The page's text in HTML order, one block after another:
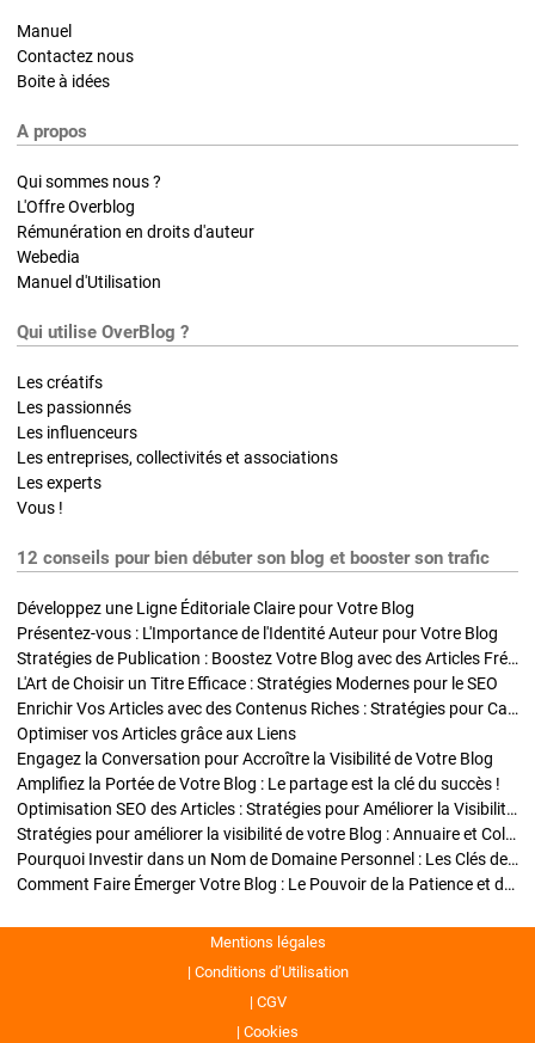
Manuel
Contactez nous
Boite à idées
A propos
Qui sommes nous ?
L'Offre Overblog
Rémunération en droits d'auteur
Webedia
Manuel d'Utilisation
Qui utilise OverBlog ?
Les créatifs
Les passionnés
Les influenceurs
Les entreprises, collectivités et associations
Les experts
Vous !
12 conseils pour bien débuter son blog et booster son trafic
Développez une Ligne Éditoriale Claire pour Votre Blog
Présentez-vous : L'Importance de l'Identité Auteur pour Votre Blog
Stratégies de Publication : Boostez Votre Blog avec des Articles Fréquents et Exclusifs
L'Art de Choisir un Titre Efficace : Stratégies Modernes pour le SEO
Enrichir Vos Articles avec des Contenus Riches : Stratégies pour Captiver et Optimiser
Optimiser vos Articles grâce aux Liens
Engagez la Conversation pour Accroître la Visibilité de Votre Blog
Amplifiez la Portée de Votre Blog : Le partage est la clé du succès !
Optimisation SEO des Articles : Stratégies pour Améliorer la Visibilité de Votre Blog
Stratégies pour améliorer la visibilité de votre Blog : Annuaire et Collaborations
Pourquoi Investir dans un Nom de Domaine Personnel : Les Clés de la Réussite de Votre Blog
Comment Faire Émerger Votre Blog : Le Pouvoir de la Patience et de la Persévérance
Mentions légales
Conditions d’Utilisation
CGV
Cookies